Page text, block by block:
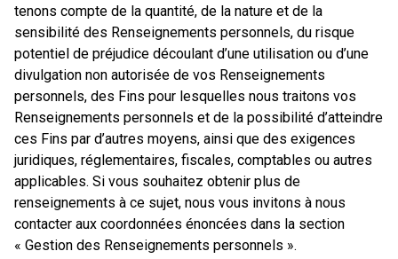
tenons compte de la quantité, de la nature et de la
sensibilité des Renseignements personnels, du risque
potentiel de préjudice découlant d’une utilisation ou d’une
divulgation non autorisée de vos Renseignements
personnels, des Fins pour lesquelles nous traitons vos
Renseignements personnels et de la possibilité d’atteindre
ces Fins par d’autres moyens, ainsi que des exigences
juridiques, réglementaires, fiscales, comptables ou autres
applicables. Si vous souhaitez obtenir plus de
renseignements à ce sujet, nous vous invitons à nous
contacter aux coordonnées énoncées dans la section
« Gestion des Renseignements personnels ».